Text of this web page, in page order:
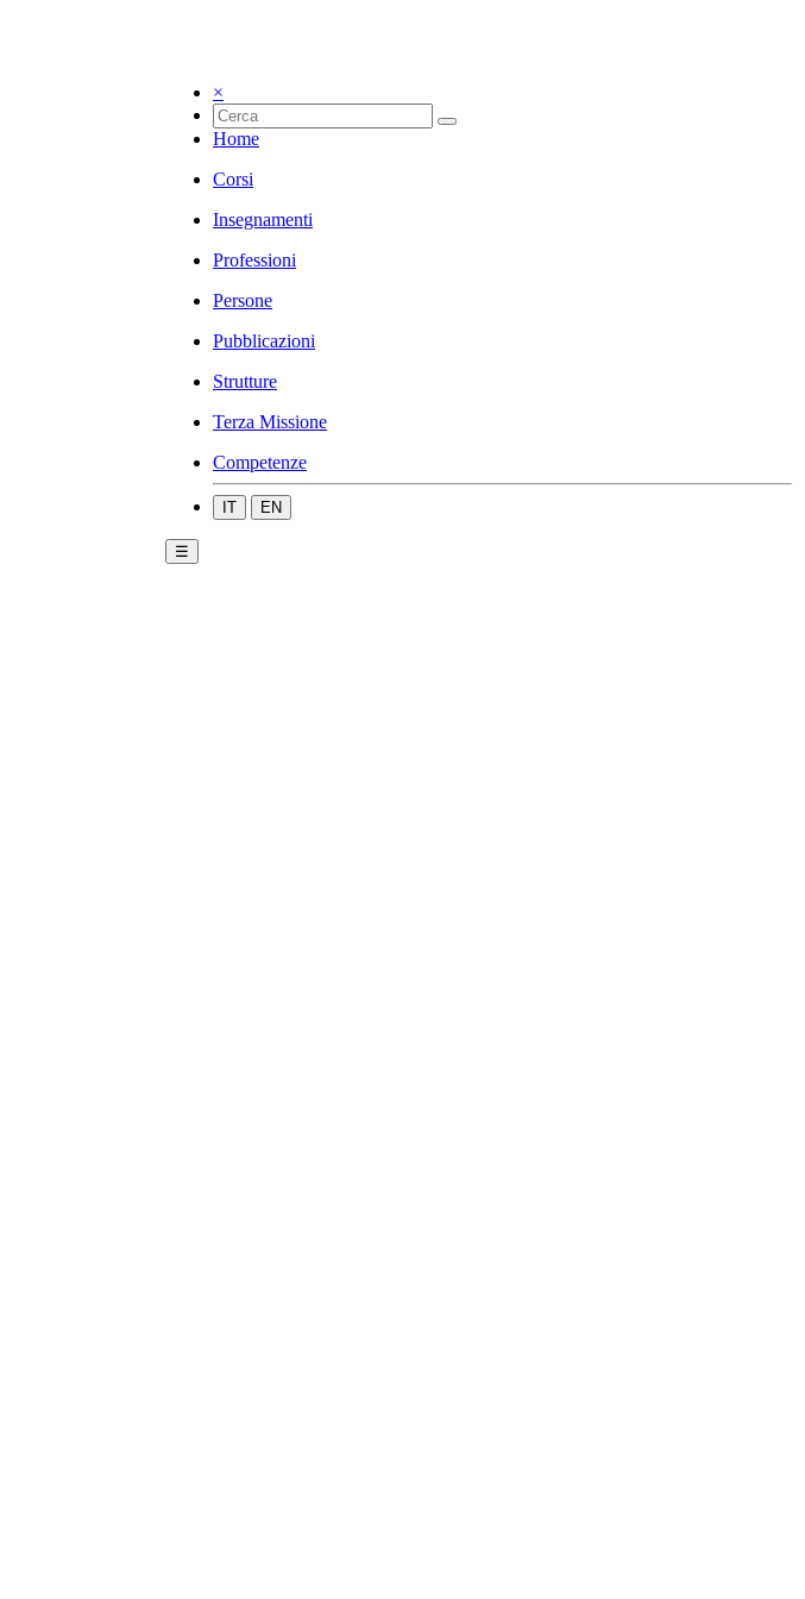
×
Home
Corsi
Insegnamenti
Professioni
Persone
Pubblicazioni
Strutture
Terza Missione
Competenze
IT EN
☰